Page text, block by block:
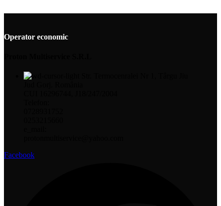
Operator economic
Facebook